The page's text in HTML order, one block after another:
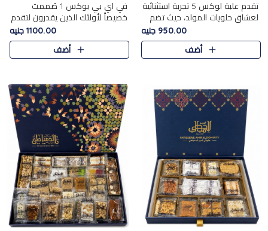
تقدم علبة لوكس 5 تجربة استثنائية
لعشاق حلويات المولد، حيث تضم
42 قطعة من تشكيلة فاخرة تجمع
بين أشهر الأصناف التقليدية وأصناف
مميزة مختارة بع..
950.00 جنيه
أضف
في اي بي بوكس 1 صُممت
خصيصاً لأولئك الذين يقدرون لتقدم
تجربة استثنائية بوكس تجمع بين
أفخر حلويات المولد المصري مع
تشكيلة مختارة من الأصناف ..
1100.00 جنيه
أضف